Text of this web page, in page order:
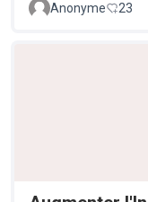
Anonyme 23